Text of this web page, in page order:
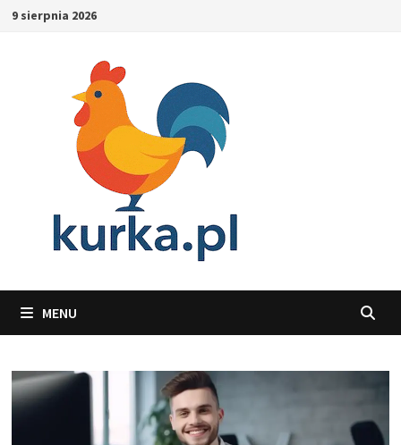
Skip9 sierpnia 2026
MENU